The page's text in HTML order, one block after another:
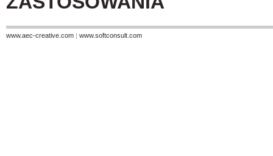
www.aec-creative.com | www.softconsult.com